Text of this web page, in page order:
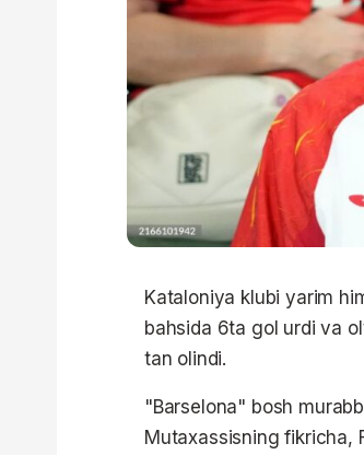
Kataloniya klubi yarim
bahsida 6ta gol urdi va
tan olindi.
"Barselona" bosh
Mutaxassisning fikricha,